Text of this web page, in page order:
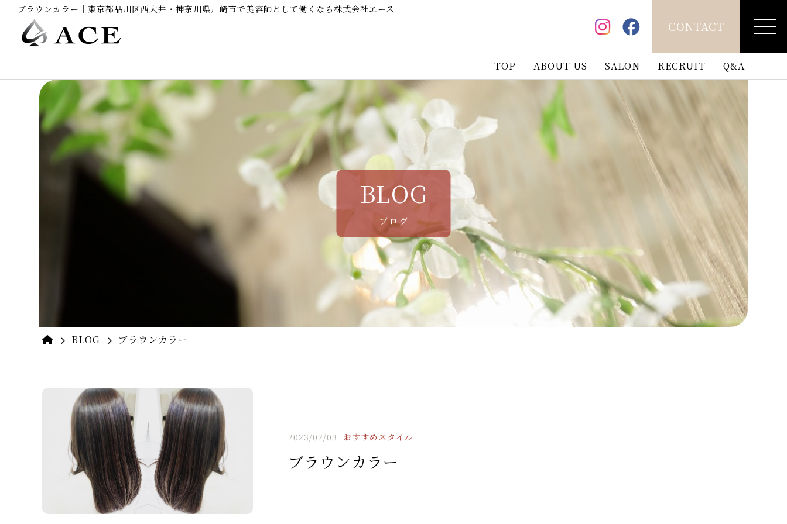
ブラウンカラー｜東京都品川区西大井・神奈川県川崎市で美容師として働くなら株式会社エース
CONTACT
TOP ABOUT US SALON RECRUIT Q&A
BLOG
ブログ
BLOG ブラウンカラー
2023/02/03 おすすめスタイル
ブラウンカラー